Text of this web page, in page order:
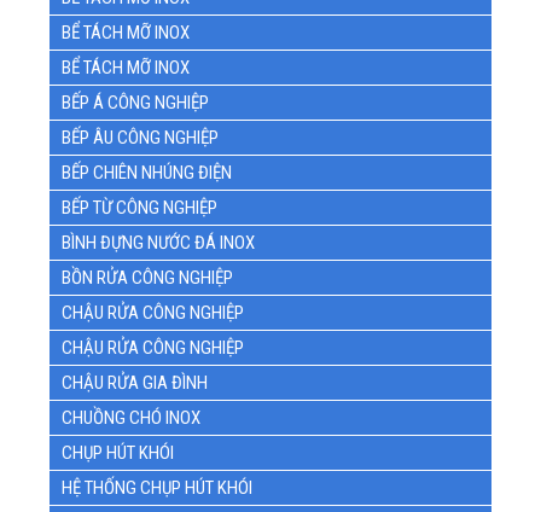
BỂ TÁCH MỠ INOX
BỂ TÁCH MỠ INOX
BẾP Á CÔNG NGHIỆP
BẾP ÂU CÔNG NGHIỆP
BẾP CHIÊN NHÚNG ĐIỆN
BẾP TỪ CÔNG NGHIỆP
BÌNH ĐỰNG NƯỚC ĐÁ INOX
BỒN RỬA CÔNG NGHIỆP
CHẬU RỬA CÔNG NGHIỆP
CHẬU RỬA CÔNG NGHIỆP
CHẬU RỬA GIA ĐÌNH
CHUỒNG CHÓ INOX
CHỤP HÚT KHÓI
HỆ THỐNG CHỤP HÚT KHÓI